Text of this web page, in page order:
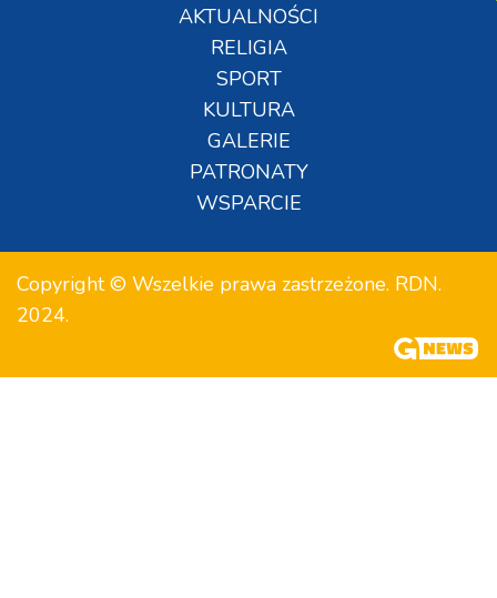
AKTUALNOŚCI
RELIGIA
SPORT
KULTURA
GALERIE
PATRONATY
WSPARCIE
Copyright © Wszelkie prawa zastrzeżone. RDN.
2024.